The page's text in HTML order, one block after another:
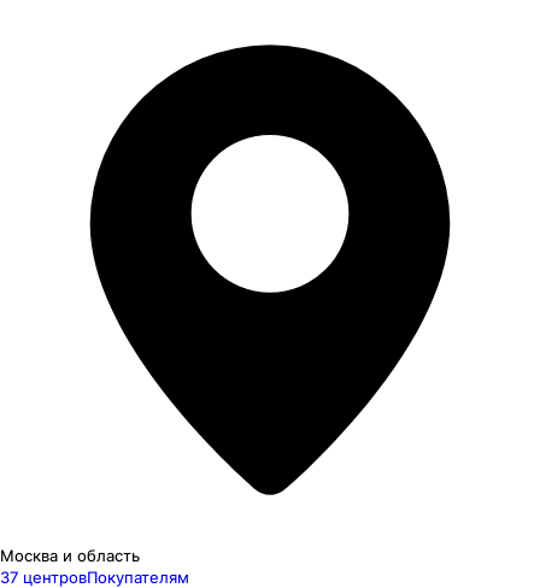
Москва и область
37 центровПокупателям